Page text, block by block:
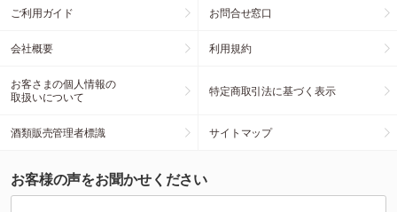
ご利用ガイド お問合せ窓口
会社概要 利用規約
お客さまの個人情報の
取扱いについて
特定商取引法に基づく表示
酒類販売管理者標識 サイトマップ
お客様の声をお聞かせください